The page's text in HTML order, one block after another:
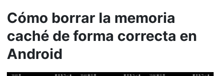
Cómo borrar la memoria
caché de forma correcta en
Android